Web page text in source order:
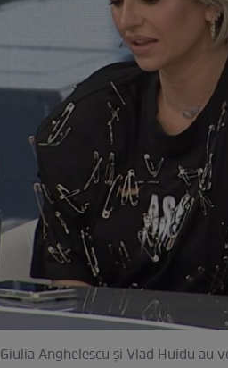
Giulia Anghelescu și Vlad Huidu